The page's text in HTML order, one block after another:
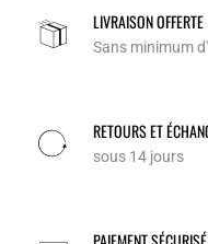
LIVRAISON OFFERTE
Sans minimum
RETOURS ET
sous 14 jours